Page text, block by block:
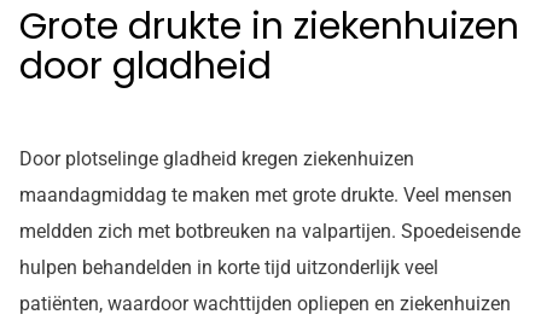
Grote drukte in ziekenhuizen
door gladheid
Door plotselinge gladheid kregen ziekenhuizen
maandagmiddag te maken met grote drukte. Veel mensen
meldden zich met botbreuken na valpartijen. Spoedeisende
hulpen behandelden in korte tijd uitzonderlijk veel
patiënten, waardoor wachttijden opliepen en ziekenhuizen